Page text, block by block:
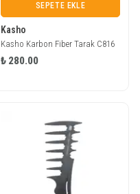
SEPETE EKLE
Kasho
Kasho Karbon Fiber Tarak C816
₺ 280.00